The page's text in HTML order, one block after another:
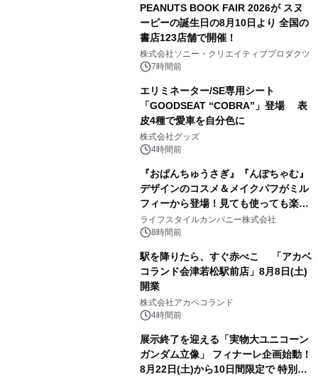
PEANUTS BOOK FAIR 2026が スヌ
ーピーの誕生日の8月10日より 全国の
書店123店舗で開催！
株式会社ソニー・クリエイティブプロダクツ
7時間前
エリミネーター/SE専用シート
「GOODSEAT “COBRA”」登場 表
皮4種で愛車を自分色に
株式会社グッズ
4時間前
『おぱんちゅうさぎ』『んぽちゃむ』
デザインのコスメ＆メイクパフがミル
フィーから登場！見ても使っても楽し
い、ポップでキュートなコレクショ
ン。
ライフスタイルカンパニー株式会社
8時間前
駅を降りたら、すぐ赤べこ 「アカベ
コランド会津若松駅前店」8月8日(土)
開業
株式会社アカベコランド
4時間前
展示終了を迎える「実物大ユニコーン
ガンダム立像」 フィナーレ企画始動！
8月22日(土)から10日間限定で 特別映